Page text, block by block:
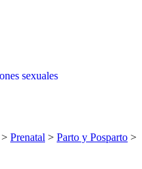
sexuales
> Prenatal > Parto y Posparto >